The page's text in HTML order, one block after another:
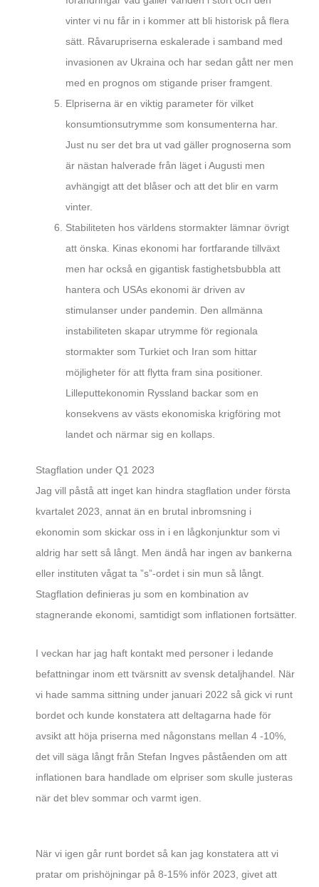
vinter vi nu får in i kommer att bli historisk på flera
sätt. Råvarupriserna eskalerade i samband med
invasionen av Ukraina och har sedan gått ner men
med en prognos om stigande priser framgent.
Elpriserna är en viktig parameter för vilket
konsumtionsutrymme som konsumenterna har.
Just nu ser det bra ut vad gäller prognoserna som
är nästan halverade från läget i Augusti men
avhängigt att det blåser och att det blir en varm
vinter.
Stabiliteten hos världens stormakter lämnar övrigt
att önska. Kinas ekonomi har fortfarande tillväxt
men har också en gigantisk fastighetsbubbla att
hantera och USAs ekonomi är driven av
stimulanser under pandemin. Den allmänna
instabiliteten skapar utrymme för regionala
stormakter som Turkiet och Iran som hittar
möjligheter för att flytta fram sina positioner.
Lilleputtekonomin Ryssland backar som en
konsekvens av västs ekonomiska krigföring mot
landet och närmar sig en kollaps.
Stagflation under Q1 2023
Jag vill påstå att inget kan hindra stagflation under första
kvartalet 2023, annat än en brutal inbromsning i
ekonomin som skickar oss in i en lågkonjunktur som vi
aldrig har sett så långt. Men ändå har ingen av bankerna
eller instituten vågat ta ”s”-ordet i sin mun så långt.
Stagflation definieras ju som en kombination av
stagnerande ekonomi, samtidigt som inflationen fortsätter.
I veckan har jag haft kontakt med personer i ledande
befattningar inom ett tvärsnitt av svensk detaljhandel. När
vi hade samma sittning under januari 2022 så gick vi runt
bordet och kunde konstatera att deltagarna hade för
avsikt att höja priserna med någonstans mellan 4 -10%,
det vill säga långt från Stefan Ingves påståenden om att
inflationen bara handlade om elpriser som skulle justeras
när det blev sommar och varmt igen.
När vi igen går runt bordet så kan jag konstatera att vi
pratar om prishöjningar på 8-15% inför 2023, givet att